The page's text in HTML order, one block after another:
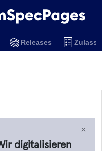
Releases
×
digitalisieren